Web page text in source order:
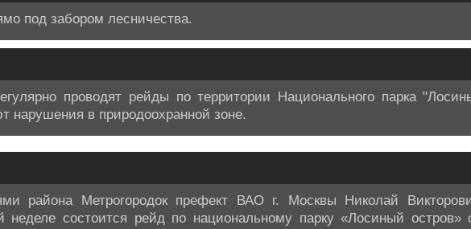
под забором лесничества.
проводят рейды по территории Национального парка
нарушения в природоохранной зоне.
района Метрогородок префект ВАО г. Москвы Николай
состоится рейд по национальному парку «Лосиный остров»